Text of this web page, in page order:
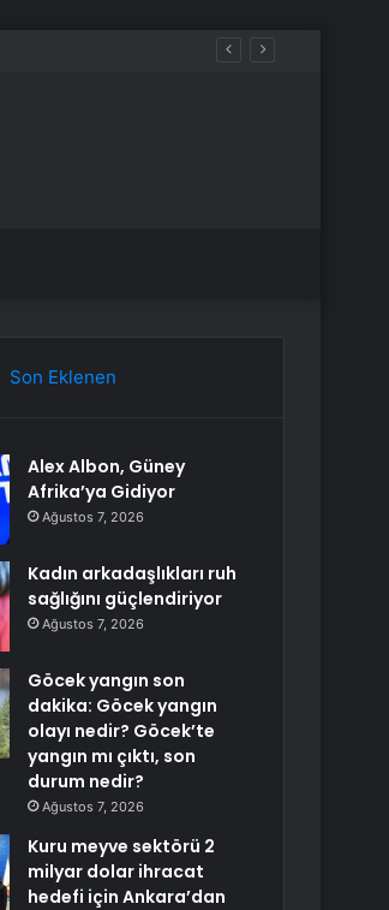
Son Eklenen
Alex Albon, Güney
Afrika’ya Gidiyor
Ağustos 7, 2026
Kadın arkadaşlıkları ruh
sağlığını güçlendiriyor
Ağustos 7, 2026
Göcek yangın son
dakika: Göcek yangın
olayı nedir? Göcek’te
yangın mı çıktı, son
durum nedir?
Ağustos 7, 2026
Kuru meyve sektörü 2
milyar dolar ihracat
hedefi için Ankara’dan